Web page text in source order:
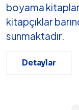
boyama
kitapçıklar
sunmaktadır.
Detaylar